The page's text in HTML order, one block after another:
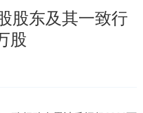
股东及其一致行
股